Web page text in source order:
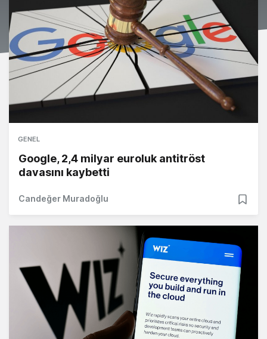
GENEL
Google, 2,4 milyar euroluk antitröst
davasını kaybetti
Candeğer Muradoğlu